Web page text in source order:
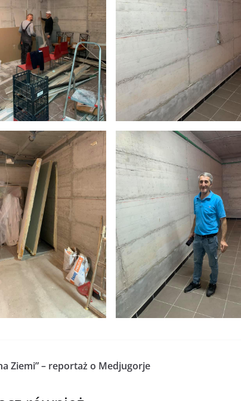
Ziemi” – reportaż o Medjugorje